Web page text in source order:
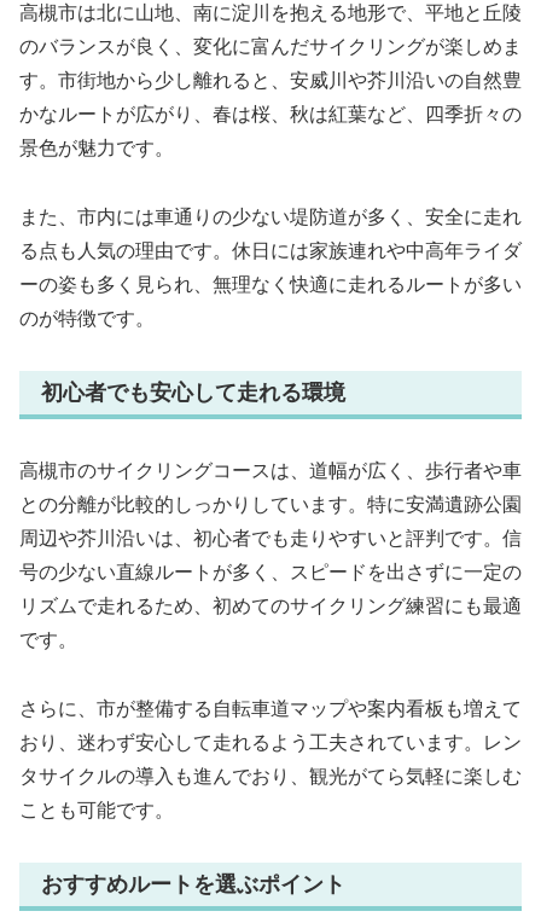
高槻市は北に山地、南に淀川を抱える地形で、平地と丘陵
のバランスが良く、変化に富んだサイクリングが楽しめま
す。市街地から少し離れると、安威川や芥川沿いの自然豊
かなルートが広がり、春は桜、秋は紅葉など、四季折々の
景色が魅力です。
また、市内には車通りの少ない堤防道が多く、安全に走れ
る点も人気の理由です。休日には家族連れや中高年ライダ
ーの姿も多く見られ、無理なく快適に走れるルートが多い
のが特徴です。
初心者でも安心して走れる環境
高槻市のサイクリングコースは、道幅が広く、歩行者や車
との分離が比較的しっかりしています。特に安満遺跡公園
周辺や芥川沿いは、初心者でも走りやすいと評判です。信
号の少ない直線ルートが多く、スピードを出さずに一定の
リズムで走れるため、初めてのサイクリング練習にも最適
です。
さらに、市が整備する自転車道マップや案内看板も増えて
おり、迷わず安心して走れるよう工夫されています。レン
タサイクルの導入も進んでおり、観光がてら気軽に楽しむ
ことも可能です。
おすすめルートを選ぶポイント